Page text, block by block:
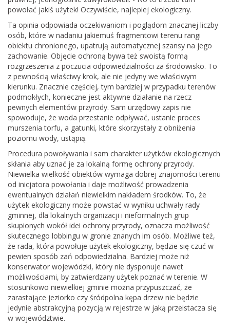
powołać jakiś użytek! Oczywiście, najlepiej ekologiczny.
Ta opinia odpowiada oczekiwaniom i poglądom znacznej liczby
osób, które w nadaniu jakiemuś fragmentowi terenu rangi
obiektu chronionego, upatrują automatycznej szansy na jego
zachowanie. Objęcie ochroną bywa też swoistą formą
rozgrzeszenia z poczucia odpowiedzialności za środowisko. To
z pewnością właściwy krok, ale nie jedyny we właściwym
kierunku. Znacznie częściej, tym bardziej w przypadku terenów
podmokłych, konieczne jest aktywne działanie na rzecz
pewnych elementów przyrody. Sam urzędowy zapis nie
spowoduje, że woda przestanie odpływać, ustanie proces
murszenia torfu, a gatunki, które skorzystały z obniżenia
poziomu wody, ustąpią.
Procedura powoływania i sam charakter użytków ekologicznych
skłania aby uznać je za lokalną formę ochrony przyrody.
Niewielka wielkość obiektów wymaga dobrej znajomości terenu
od inicjatora powołania i daje możliwość prowadzenia
ewentualnych działań niewielkim nakładem środków. To, że
użytek ekologiczny może powstać w wyniku uchwały rady
gminnej, dla lokalnych organizacji i nieformalnych grup
skupionych wokół idei ochrony przyrody, oznacza możliwość
skutecznego lobbingu w gronie znanych im osób. Możliwe też,
że rada, która powołuje użytek ekologiczny, będzie się czuć w
pewien sposób zań odpowiedzialna. Bardziej może niż
konserwator wojewódzki, który nie dysponuje nawet
możliwościami, by zatwierdzany użytek poznać w terenie. W
stosunkowo niewielkiej gminie można przypuszczać, że
zarastające jeziorko czy śródpolna kępa drzew nie będzie
jedynie abstrakcyjną pozycją w rejestrze w jaką przeistacza się
w województwie.